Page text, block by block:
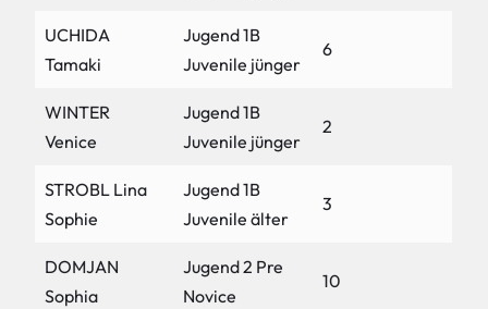
UCHIDA
Tamaki
Jugend 1B
Juvenile jünger
6
WINTER
Venice
Jugend 1B
Juvenile jünger
2
STROBL Lina
Sophie
Jugend 1B
Juvenile älter
3
DOMJAN
Sophia
Jugend 2 Pre
Novice
10